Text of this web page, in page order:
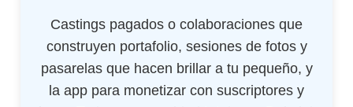
Castings pagados o colaboraciones que
construyen portafolio, sesiones de fotos y
pasarelas que hacen brillar a tu pequeño, y
la app para monetizar con suscriptores y